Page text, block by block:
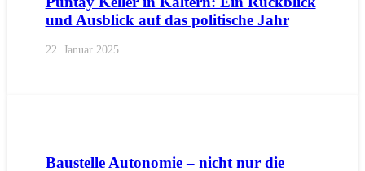
und Ausblick auf das politische Jahr
22. Januar 2025
Baustelle Autonomie – nicht nur die